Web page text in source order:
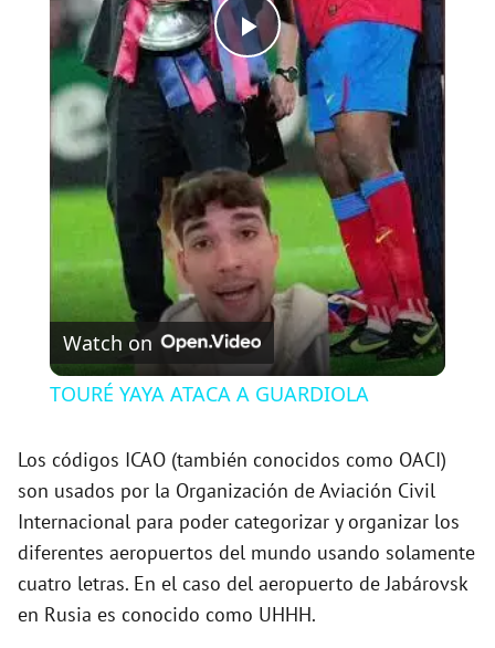
P
a
y
V
i
d
e
o
Watch on
TOURÉ YAYA ATACA A GUARDIOLA
Los códigos ICAO (también conocidos como OACI)
son usados por la Organización de Aviación Civil
Internacional para poder categorizar y organizar los
diferentes aeropuertos del mundo usando solamente
cuatro letras. En el caso del aeropuerto de Jabárovsk
en Rusia es conocido como UHHH.